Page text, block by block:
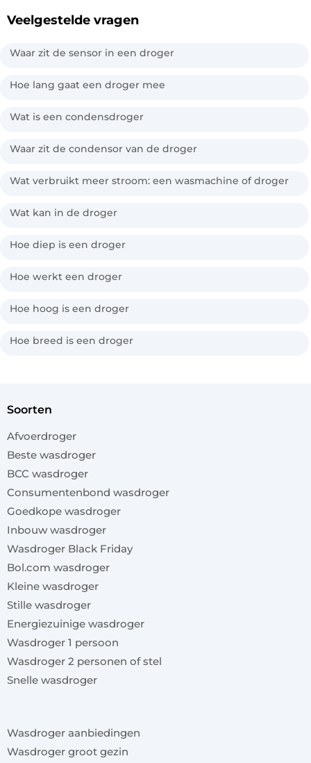
Veelgestelde vragen
Waar zit de sensor in een droger
Hoe lang gaat een droger mee
Wat is een condensdroger
Waar zit de condensor van de droger
Wat verbruikt meer stroom: een wasmachine of droger
Wat kan in de droger
Hoe diep is een droger
Hoe werkt een droger
Hoe hoog is een droger
Hoe breed is een droger
soorten
Afvoerdroger
Beste wasdroger
BCC wasdroger
Consumentenbond wasdroger
Goedkope wasdroger
Inbouw wasdroger
Wasdroger Black Friday
Bol.com wasdroger
Kleine wasdroger
Stille wasdroger
Energiezuinige wasdroger
Wasdroger 1 persoon
Wasdroger 2 personen of stel
Snelle wasdroger
Wasdroger aanbiedingen
Wasdroger groot gezin